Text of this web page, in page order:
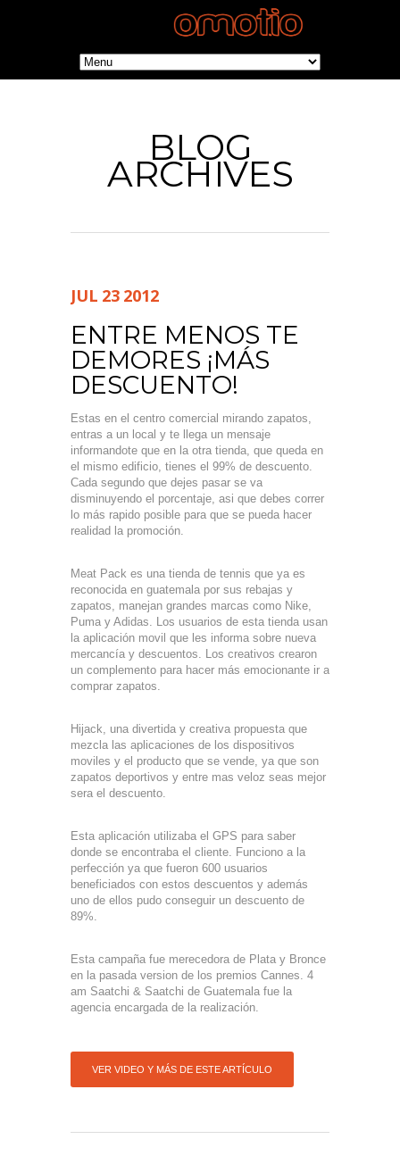
BLOG
ARCHIVES
JUL 23 2012
ENTRE MENOS TE
DEMORES ¡MÁS
DESCUENTO!
Estas en el centro comercial mirando zapatos,
entras a un local y te llega un mensaje
informandote que en la otra tienda, que queda en
el mismo edificio, tienes el 99% de descuento.
Cada segundo que dejes pasar se va
disminuyendo el porcentaje, asi que debes correr
lo más rapido posible para que se pueda hacer
realidad la promoción.
Meat Pack es una tienda de tennis que ya es
reconocida en guatemala por sus rebajas y
zapatos, manejan grandes marcas como Nike,
Puma y Adidas. Los usuarios de esta tienda usan
la aplicación movil que les informa sobre nueva
mercancía y descuentos. Los creativos crearon
un complemento para hacer más emocionante ir a
comprar zapatos.
Hijack, una divertida y creativa propuesta que
mezcla las aplicaciones de los dispositivos
moviles y el producto que se vende, ya que son
zapatos deportivos y entre mas veloz seas mejor
sera el descuento.
Esta aplicación utilizaba el GPS para saber
donde se encontraba el cliente. Funciono a la
perfección ya que fueron 600 usuarios
beneficiados con estos descuentos y además
uno de ellos pudo conseguir un descuento de
89%.
Esta campaña fue merecedora de Plata y Bronce
en la pasada version de los premios Cannes. 4
am Saatchi & Saatchi de Guatemala fue la
agencia encargada de la realización.
VER VIDEO Y MÁS DE ESTE ARTÍCULO